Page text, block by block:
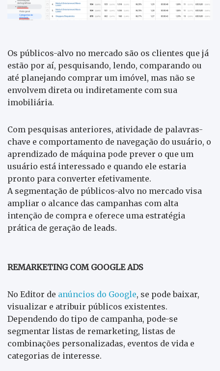
Os públicos-alvo no mercado são os clientes que já
estão por aí, pesquisando, lendo, comparando ou
até planejando comprar um imóvel, mas não se
envolvem direta ou indiretamente com sua
imobiliária.
Com pesquisas anteriores, atividade de palavras-
chave e comportamento de navegação do usuário, o
aprendizado de máquina pode prever o que um
usuário está interessado e quando ele estaria
pronto para converter efetivamente.
A segmentação de públicos-alvo no mercado visa
ampliar o alcance das campanhas com alta
intenção de compra e oferece uma estratégia
prática de geração de leads.
REMARKETING COM GOOGLE ADS
No Editor de anúncios do Google, se pode baixar,
visualizar e atribuir públicos existentes.
Dependendo do tipo de campanha, pode-se
segmentar listas de remarketing, listas de
combinações personalizadas, eventos de vida e
categorias de interesse.